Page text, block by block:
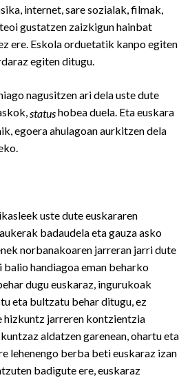
internet, sare sozialak, filmak,
gustatzen zaizkigun hainbat
ere. Eskola orduetatik kanpo egiten
egiten ditugu.
nagusitzen ari dela uste dute
statushobea duela. Eta euskara
egoera ahulagoan aurkitzen dela
uste dute euskararen
badaudela eta gauza asko
norbanakoaren jarreran jarri dute
handiagoa eman beharko
dugu euskaraz, ingurukoak
eta bultzatu behar ditugu, ez
hizkuntz jarreren kontzientzia
aldatzen garenean, ohartu eta
lehenengo berba beti euskaraz izan
badigute ere, euskaraz